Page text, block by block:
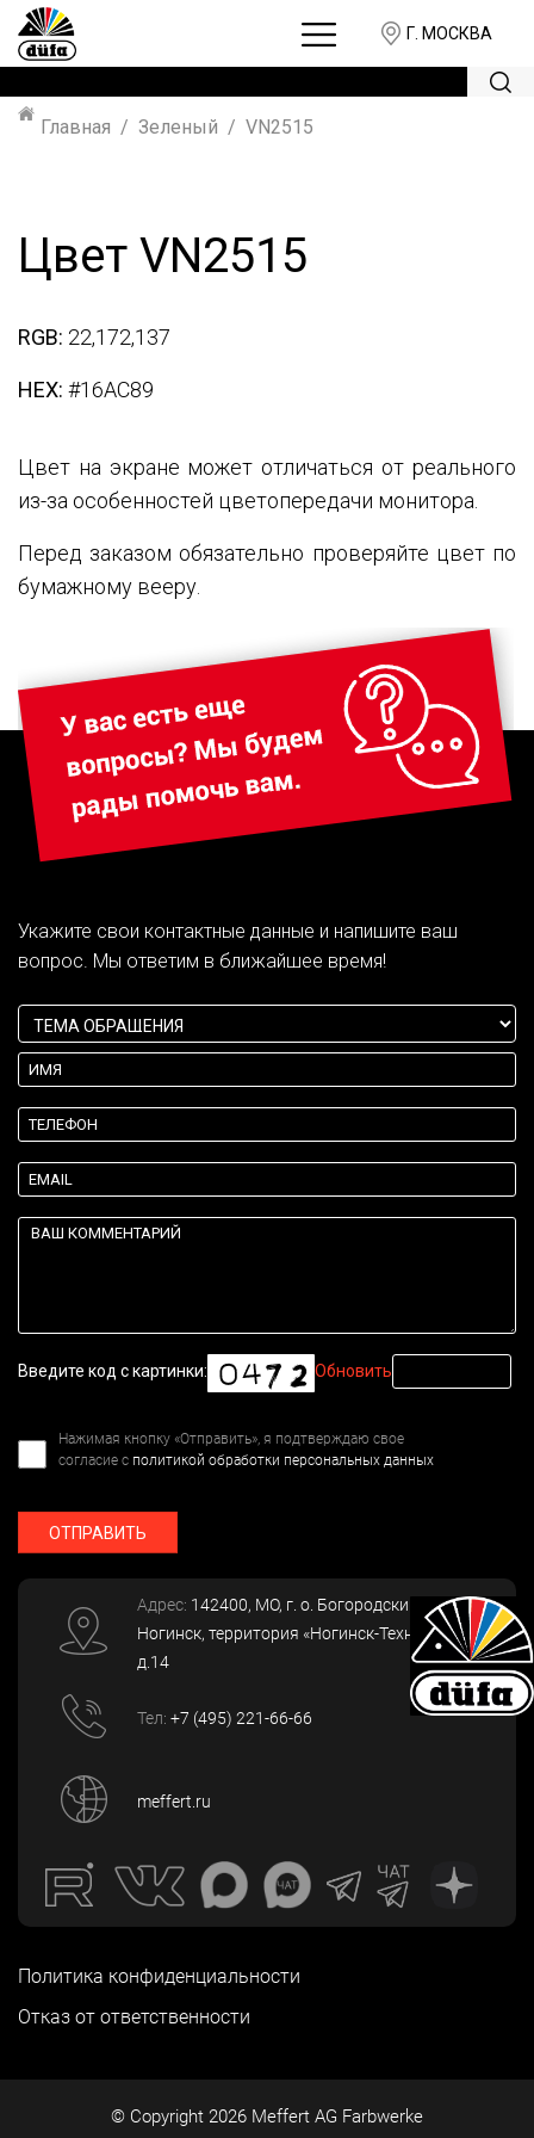
Г. МОСКВА
Главная Зеленый VN2515
Цвет VN2515
RGB: 22,172,137
HEX: #16AC89
Цвет на экране может отличаться от реального
из-за особенностей цветопередачи монитора.
Перед заказом обязательно проверяйте цвет по
бумажному вееру.
Укажите свои контактные данные и напишите ваш
вопрос. Мы ответим в ближайшее время!
Введите код с картинки: Обновить
Нажимая кнопку «Отправить», я подтверждаю свое
согласие с политикой обработки персональных данных
ОТПРАВИТЬ
Адрес: 142400, МО, г. о. Богородский, г.
Ногинск, территория «Ногинск-Технопарк»,
д.14
Тел: +7 (495) 221-66-66
meffert.ru
Политика конфиденциальности
Отказ от ответственности
© Copyright 2026 Meffert AG Farbwerke